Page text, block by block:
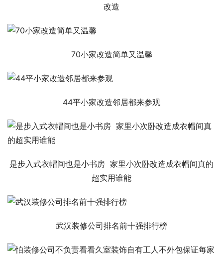
改造
70小家改造简单又温馨
44平小家改造邻居都来参观
是步入式衣帽间也是小书房  家里小次卧改造成衣帽间真的
超实用谁能
武汉装修公司排名前十强排行榜